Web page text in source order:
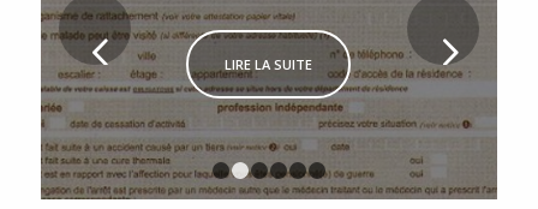
LIRE LA SUITE
1 2 3 4 5 6